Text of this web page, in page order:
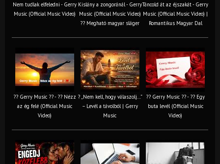
Nem tudlak elfeledni - Gerry
Music (Official Music Video)
Kislány a zongoránál - Gerry
Music (Official Music Video)
?? Megható magyar sláger
Táncold át az éjszakát - Gerry
Music (Official Music Video) |
Romantikus Magyar Dal
?? Gerry Music ?? - ?? Nézz
az ég felé (Official Music
Video)
? „Nem kell, hogy válaszolj…”
– Levél a távolból | Gerry
Music
?? Gerry Music ?? - ?? Egy
buta levél (Official Music
Video)